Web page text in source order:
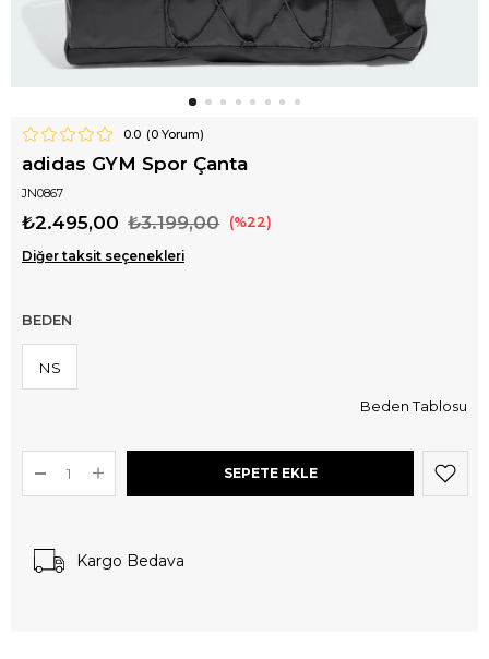
0.0 (0Yorum)
adidas GYM Spor Çanta
JN0867
₺3.199,00
₺2.495,00 22
Diğer taksit seçenekleri
BEDEN
NS
Beden Tablosu
Kargo Bedava